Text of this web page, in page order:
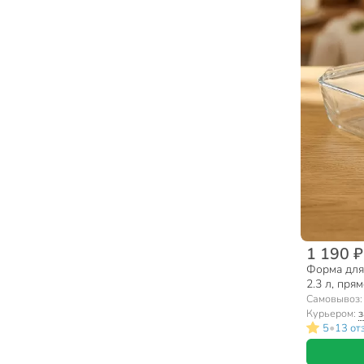
1 190 ₽
Форма для
2.3 л,
400B000/
Самовывоз:
Курьером:
5•13